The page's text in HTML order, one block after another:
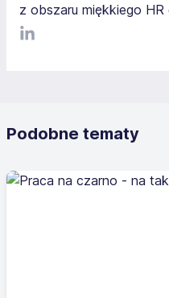
z obszaru miękkiego
LinkediIn
Podobne tematy